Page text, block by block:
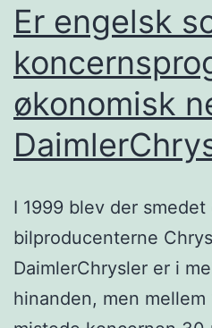
Er engelsk
økonomisk
I 1999 blev der
bilproducenterne
DaimlerChrysler er i
hinanden, men